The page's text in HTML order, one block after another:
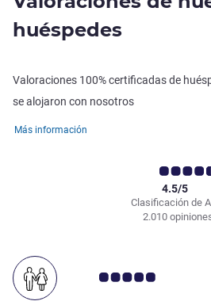
huéspedes
Valoraciones 100% certificadas de
se alojaron con nosotros
Más información
Clasificación de
4.5/5
2.010
Nota de clientes de Avis